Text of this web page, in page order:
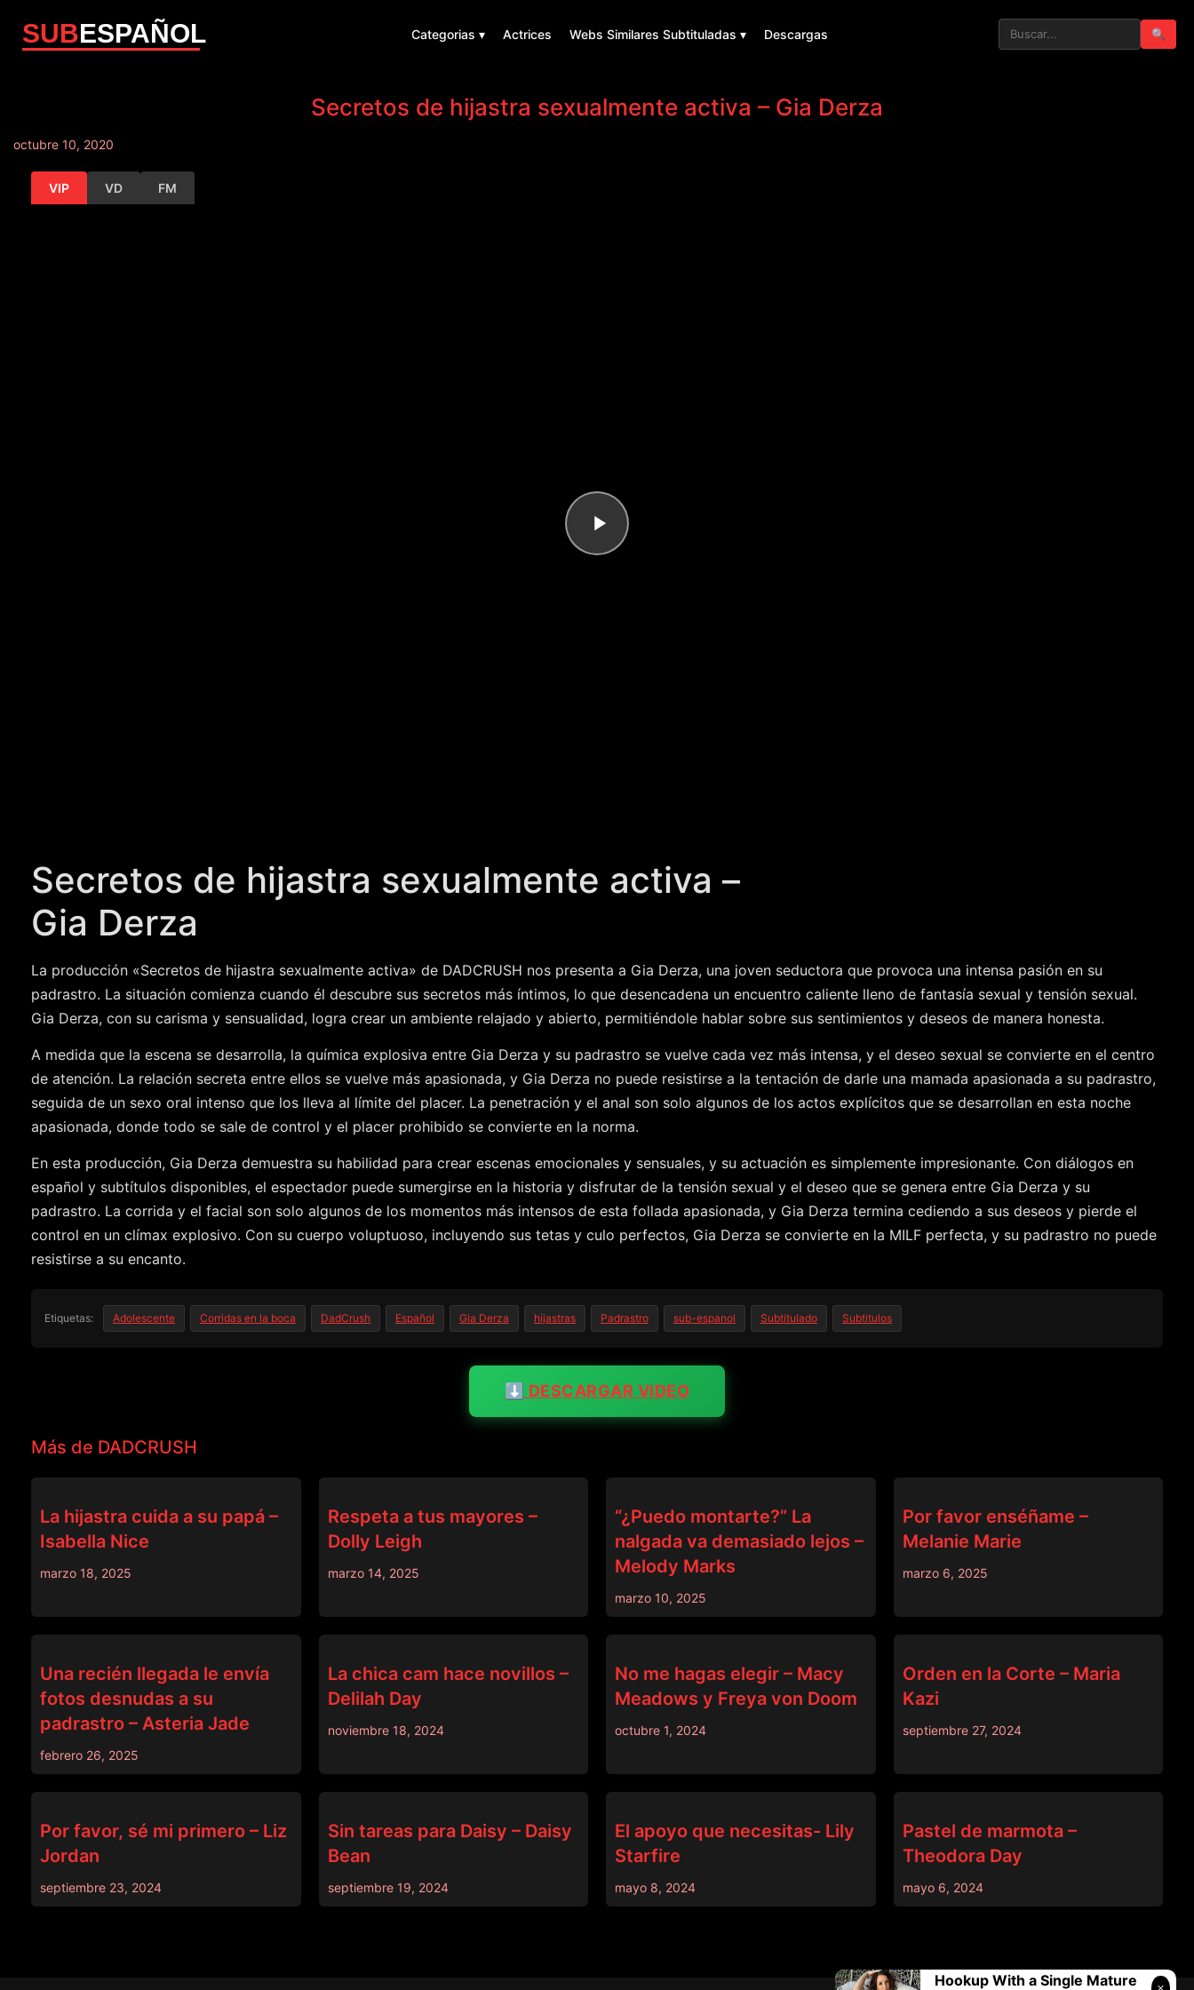
Hookup With a Single Mature
SUBESPAÑOL Categorias ▾ Actrices Webs Similares Subtituladas ▾ Descargas 🔍
Secretos de hijastra sexualmente activa – Gia Derza
octubre 10, 2020
VIP VD FM
Secretos de hijastra sexualmente activa –
Gia Derza
La producción «Secretos de hijastra sexualmente activa» de DADCRUSH nos presenta a Gia Derza, una joven seductora que provoca una intensa pasión en su
padrastro. La situación comienza cuando él descubre sus secretos más íntimos, lo que desencadena un encuentro caliente lleno de fantasía sexual y tensión sexual.
Gia Derza, con su carisma y sensualidad, logra crear un ambiente relajado y abierto, permitiéndole hablar sobre sus sentimientos y deseos de manera honesta.
A medida que la escena se desarrolla, la química explosiva entre Gia Derza y su padrastro se vuelve cada vez más intensa, y el deseo sexual se convierte en el centro
de atención. La relación secreta entre ellos se vuelve más apasionada, y Gia Derza no puede resistirse a la tentación de darle una mamada apasionada a su padrastro,
seguida de un sexo oral intenso que los lleva al límite del placer. La penetración y el anal son solo algunos de los actos explícitos que se desarrollan en esta noche
apasionada, donde todo se sale de control y el placer prohibido se convierte en la norma.
En esta producción, Gia Derza demuestra su habilidad para crear escenas emocionales y sensuales, y su actuación es simplemente impresionante. Con diálogos en
español y subtítulos disponibles, el espectador puede sumergirse en la historia y disfrutar de la tensión sexual y el deseo que se genera entre Gia Derza y su
padrastro. La corrida y el facial son solo algunos de los momentos más intensos de esta follada apasionada, y Gia Derza termina cediendo a sus deseos y pierde el
control en un clímax explosivo. Con su cuerpo voluptuoso, incluyendo sus tetas y culo perfectos, Gia Derza se convierte en la MILF perfecta, y su padrastro no puede
resistirse a su encanto.
Etiquetas: Adolescente Corridas en la boca DadCrush Español Gia Derza hijastras Padrastro sub-espanol Subtitulado Subtitulos
⬇️ DESCARGAR VIDEO
Más de DADCRUSH
La hijastra cuida a su papá –
Isabella Nice
marzo 18, 2025
Respeta a tus mayores –
Dolly Leigh
marzo 14, 2025
“¿Puedo montarte?” La
nalgada va demasiado lejos –
Melody Marks
marzo 10, 2025
Por favor enséñame –
Melanie Marie
marzo 6, 2025
Una recién llegada le envía
fotos desnudas a su
padrastro – Asteria Jade
febrero 26, 2025
La chica cam hace novillos –
Delilah Day
noviembre 18, 2024
No me hagas elegir – Macy
Meadows y Freya von Doom
octubre 1, 2024
Orden en la Corte – Maria
Kazi
septiembre 27, 2024
Por favor, sé mi primero – Liz
Jordan
septiembre 23, 2024
Sin tareas para Daisy – Daisy
Bean
septiembre 19, 2024
El apoyo que necesitas- Lily
Starfire
mayo 8, 2024
Pastel de marmota –
Theodora Day
mayo 6, 2024